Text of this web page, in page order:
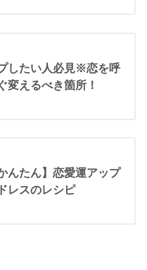
したい人必見※恋を呼
変えるべき箇所！
んたん】恋愛運アップ
レスのレシピ